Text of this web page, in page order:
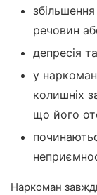
речовин
депресія
у
колишніх
що його
Наркоман